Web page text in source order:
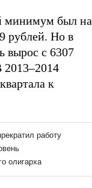
минимум был на
рублей. Но в
вырос с 6307
2013–2014
к